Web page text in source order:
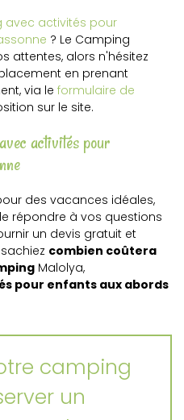
avec activités pour
? Le Camping
attentes, alors n'hésitez
en prenant
via le formulaire de
sur le site.
activités pour
des vacances idéales,
répondre à vos questions
un devis gratuit et
combien coûtera
Malolya,
pour enfants aux abords
camping
un